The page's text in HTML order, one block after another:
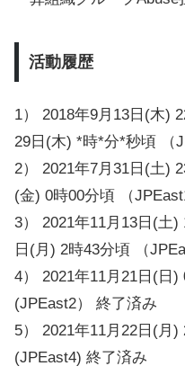
活動履歴
1） 2018年9月13日(木)
29日(木) *時*分*秒頃 （
2） 2021年7月31日(土)
(金) 0時00分頃 （
3） 2021年11月13日(土
日(月) 2時43分頃 （
4） 2021年11月21日(日)
(JPEast2） 終了済み
5） 2021年11月22日(月)
(JPEast4) 終了済み